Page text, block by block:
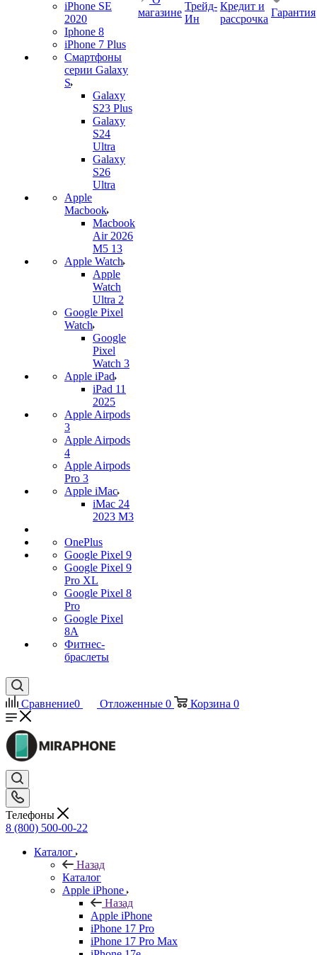
iPhone SE
2020
Iphone 8
iPhone 7 Plus
Смартфоны
серии Galaxy
S
Galaxy
S23 Plus
Galaxy
S24
Ultra
Galaxy
S26
Ultra
Apple
Macbook
Macbook
Air 2026
M5 13
Apple Watch
Apple
Watch
Ultra 2
Google Pixel
Watch
Google
Pixel
Watch 3
Apple iPad
iPad 11
2025
Apple Airpods
3
Apple Airpods
4
Apple Airpods
Pro 3
Apple iMac
iMac 24
2023 M3
OnePlus
Google Pixel 9
Google Pixel 9
Pro XL
Google Pixel 8
Pro
Google Pixel
8A
Фитнес-
браслеты
магазине
Трейд-
Ин
Кредит и
рассрочка
Гарантия
Сравнение0 Отложенные 0 Корзина 0
Телефоны
8 (800) 500-00-22
Каталог
Назад
Каталог
Apple iPhone
Назад
Apple iPhone
iPhone 17 Pro
iPhone 17 Pro Max